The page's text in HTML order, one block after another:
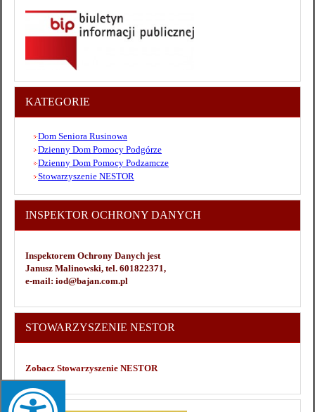
KATEGORIE
Dom Seniora Rusinowa
Dzienny Dom Pomocy Podgórze
Dzienny Dom Pomocy Podzamcze
Stowarzyszenie NESTOR
INSPEKTOR OCHRONY DANYCH
Inspektorem Ochrony Danych jest
Janusz Malinowski, tel. 601822371,
e-mail: iod@bajan.com.pl
STOWARZYSZENIE NESTOR
Zobacz Stowarzyszenie NESTOR